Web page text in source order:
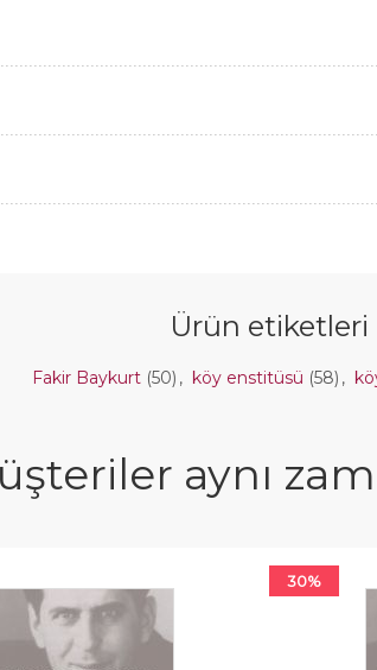
Ürün etiketleri
Fakir Baykurt (50) , köy enstitüsü (58) ,
aynı
30%